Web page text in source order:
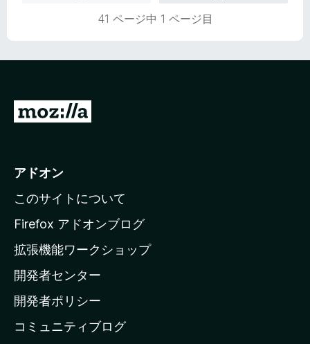
41 ページ中 1 ページ目
M
i
l
a
ホ
ー
ム
ー
アドオン
このサイトについて
Firefox アドオンブログ
拡張機能ワークショップ
開発者センター
開発者ポリシー
コミュニティブログ